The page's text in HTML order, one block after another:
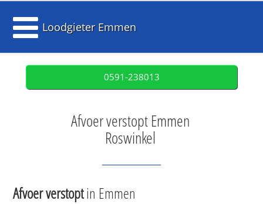
Loodgieter Emmen
0591-238013
Afvoer verstopt Emmen
Roswinkel
Afvoer verstoptin Emmen